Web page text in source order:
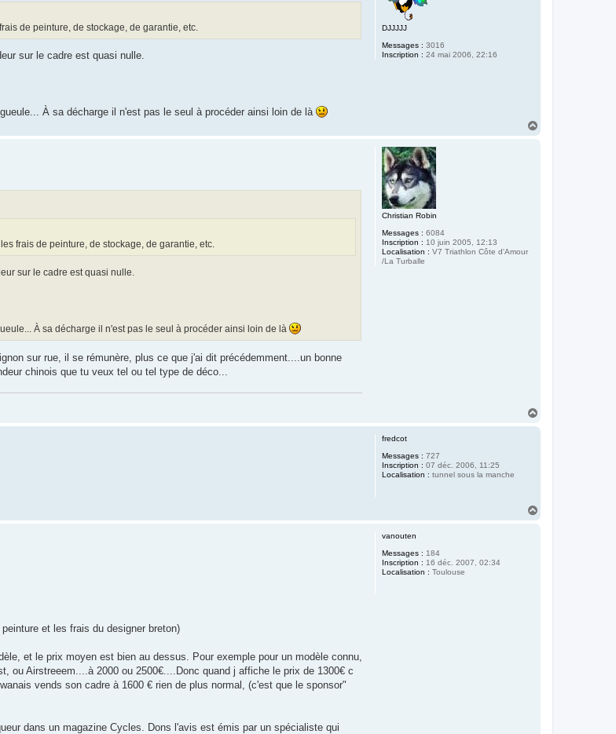
DJJJJJ
Messages : 3016
Inscription : 24 mai 2006, 22:16
de peinture, de stockage, de garantie, etc.
sur le cadre est quasi nulle.
À sa décharge il n'est pas le seul à procéder ainsi loin de là
Christian Robin
Messages : 6084
Inscription : 10 juin 2005, 12:13
Localisation : V7 Triathlon Côte d'Amour
/La Turballe
frais de peinture, de stockage, de garantie, etc.
sur le cadre est quasi nulle.
À sa décharge il n'est pas le seul à procéder ainsi loin de là
sur rue, il se rémunère, plus ce que j'ai dit précédemment....un bonne
chinois que tu veux tel ou tel type de déco...
fredcot
Messages : 727
Inscription : 07 déc. 2006, 11:25
Localisation : tunnel sous la manche
vanouten
Messages : 184
Inscription : 16 déc. 2007, 02:34
Localisation : Toulouse
et les frais du designer breton)
et le prix moyen est bien au dessus. Pour exemple pour un modèle connu,
ou Airstreeem....à 2000 ou 2500€....Donc quand j affiche le prix de 1300€ c
vends son cadre à 1600 € rien de plus normal, (c'est que le sponsor"
dans un magazine Cycles. Dons l'avis est émis par un spécialiste qui